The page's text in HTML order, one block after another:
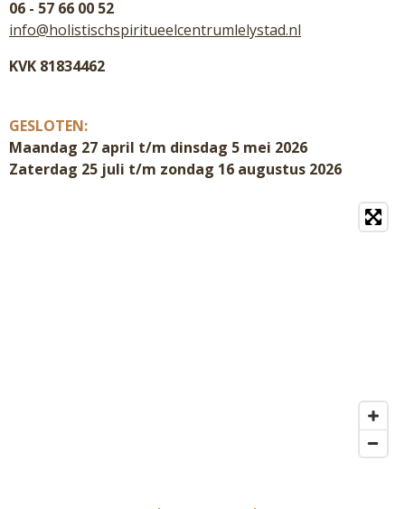
06 - 57 66 00 52
info@holistischspiritueelcentrumlelystad.nl
KVK 81834462
GESLOTEN:
Maandag 27 april t/m dinsdag 5 mei 2026
Zaterdag 25 juli t/m zondag 16 augustus 2026